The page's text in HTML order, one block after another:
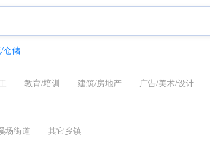
仓储
教育/培训 建筑/房地产 广告/美术/设计
场街道
其它乡镇